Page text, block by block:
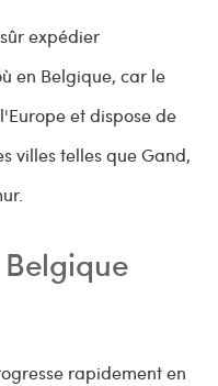
expédier
en Belgique, car le
et dispose de
villes telles que Gand,
rapidement en